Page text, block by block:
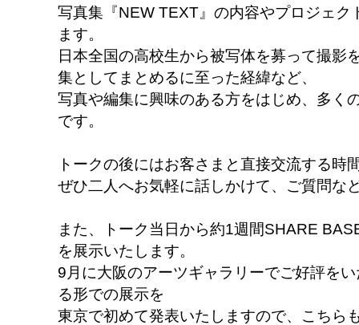
写真集『NEW TEXT』の内容やプロジェク
ます。
日本全国の高校生から被写体を募って撮影
集としてまとめるに至った経緯など、
写真や編集に興味のある方をはじめ、多く
です。
トークの後にはお客さまと直接交流する時
ぜひ二人へお気軽に話しかけて、ご質問な
また、トーク当日から約1週間SHARE
を展示いたします。
9月に大阪のアーツギャラリーでご好評を
る形での展示を
東京で初めて発表いたしますので、こちら